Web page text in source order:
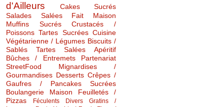
d'Ailleurs
Cakes Sucrés
Salades Salées
Fait Maison
Muffins Sucrés
Crustacés /
Poissons Tartes Sucrées Cuisine
Végétarienne / Légumes Biscuits /
Sablés
Tartes Salées
Apéritif
Bûches / Entremets
Partenariat
StreetFood
Mignardises /
Gourmandises Desserts Crêpes /
Gaufres / Pancakes Sucrées
Boulangerie Maison
Feuilletés /
Pizzas
Féculents Divers
Gratins /